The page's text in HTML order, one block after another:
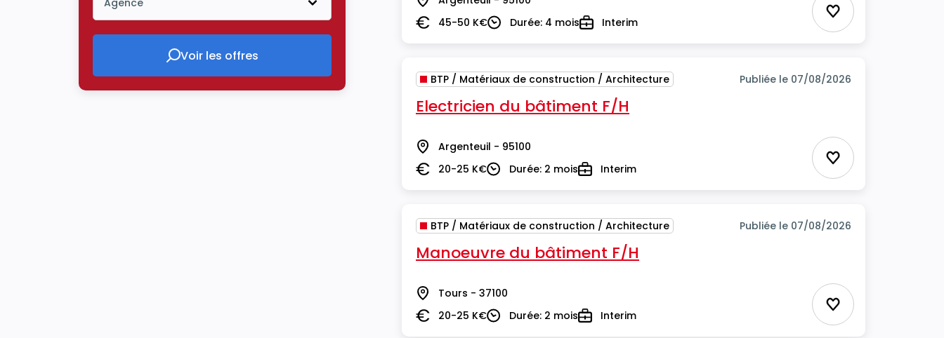
Agence
Icône ouvrir la liste déroulante
Voir les offres
Voir les offres
Lieu
Salaire45-50 K€DuréeDurée: 4 moisTypeInterim Ajouter aux
BTP / Matériaux de construction / Architecture Publiée le 07/08/2026
Electricien du bâtiment F/H
Lieu Argenteuil - 95100
Salaire20-25 K€DuréeDurée: 2 moisTypeInterim Ajouter aux
BTP / Matériaux de construction / Architecture Publiée le 07/08/2026
Manoeuvre du bâtiment F/H
Lieu Tours - 37100
Salaire20-25 K€DuréeDurée: 2 moisTypeInterim Ajouter aux